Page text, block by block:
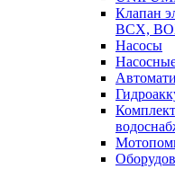
Клапан
BCX,
Насосы